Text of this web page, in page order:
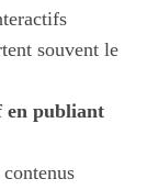
souvent le
en publiant